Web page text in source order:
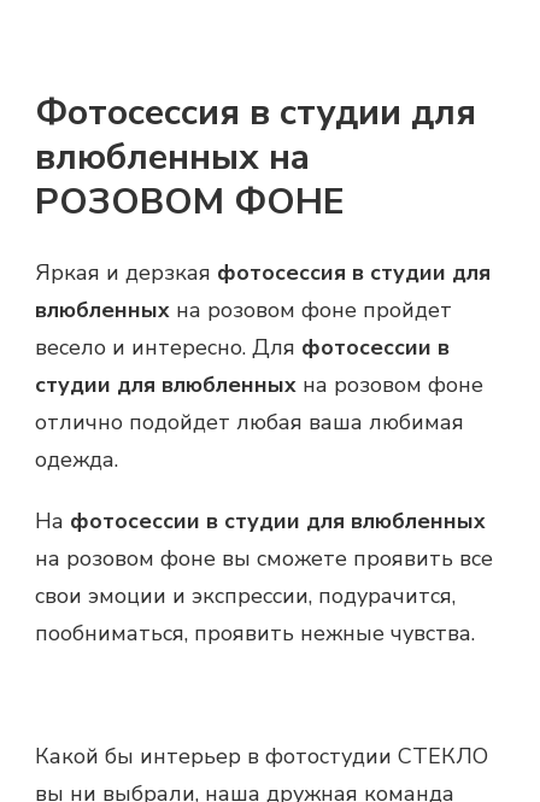
Фотосессия в студии для
влюбленных на
РОЗОВОМ ФОНЕ
Яркая и дерзкая фотосессия в студии для
влюбленных на розовом фоне пройдет
весело и интересно. Для фотосессии в
студии для влюбленных на розовом фоне
отлично подойдет любая ваша любимая
одежда.
На фотосессии в студии для влюбленных
на розовом фоне вы сможете проявить все
свои эмоции и экспрессии, подурачится,
пообниматься, проявить нежные чувства.
Какой бы интерьер в фотостудии СТЕКЛО
вы ни выбрали, наша дружная команда